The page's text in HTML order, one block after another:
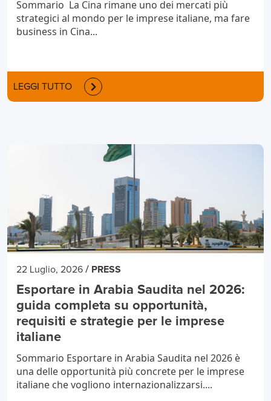
Sommario La Cina rimane uno dei mercati più
strategici al mondo per le imprese italiane, ma fare
business in Cina...
LEGGI TUTTO
22 Luglio, 2026 / PRESS
Esportare in Arabia Saudita nel 2026:
guida completa su opportunità,
requisiti e strategie per le imprese
italiane
Sommario Esportare in Arabia Saudita nel 2026 è
una delle opportunità più concrete per le imprese
italiane che vogliono internazionalizzarsi....